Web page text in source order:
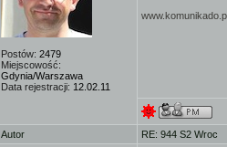
Postów: 2479
Miejscowość:
Gdynia/Warszawa
Data rejestracji: 12.02.11
Autor
RE: 944 S2 Wroc